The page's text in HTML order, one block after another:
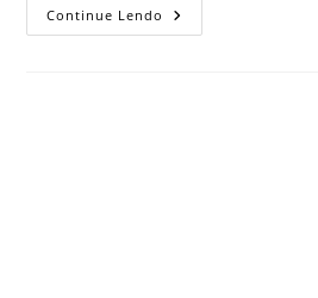
Continue Lendo